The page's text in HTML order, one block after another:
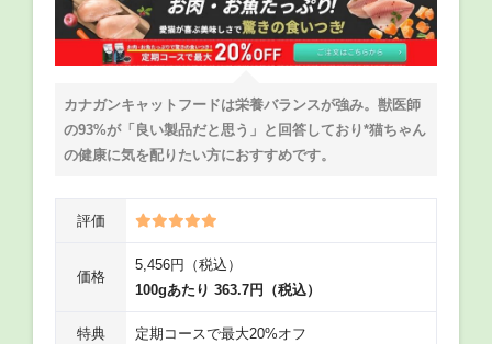
カナガンキャットフードは栄養バランスが強み。獣医師
の93%が「良い製品だと思う」と回答しており*猫ちゃん
の健康に気を配りたい方におすすめです。
評価
価格
5,456円（税込）
100gあたり 363.7円（税込）
特典 定期コースで最大20%オフ